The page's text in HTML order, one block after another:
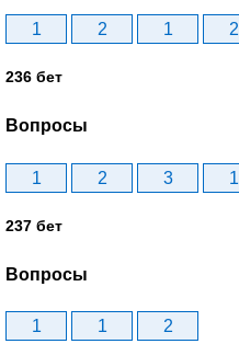
1 2 1 2
236 бет
Вопросы
1 2 3 1
237 бет
Вопросы
1 1 2